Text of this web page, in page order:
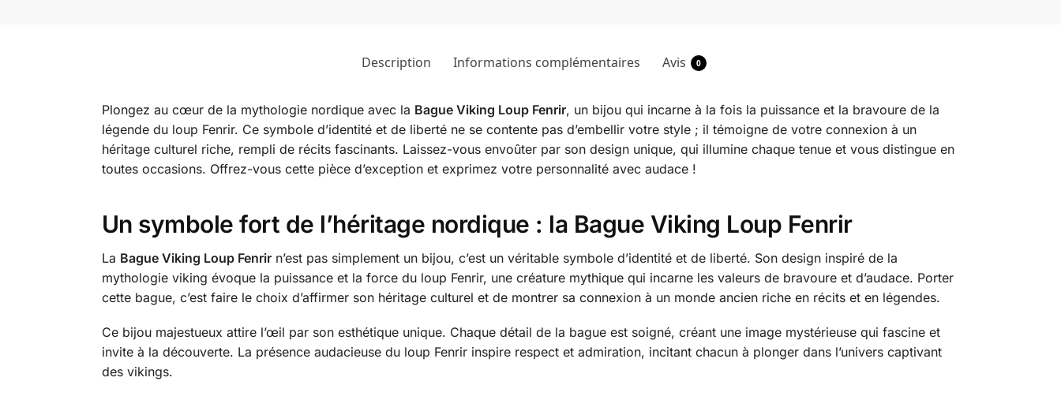
Description Informations complémentaires Avis 0
Plongez au cœur de la mythologie nordique avec la Bague Viking Loup Fenrir, un bijou qui incarne à la fois la puissance et la bravoure de la
légende du loup Fenrir. Ce symbole d’identité et de liberté ne se contente pas d’embellir votre style ; il témoigne de votre connexion à un
héritage culturel riche, rempli de récits fascinants. Laissez-vous envoûter par son design unique, qui illumine chaque tenue et vous distingue en
toutes occasions. Offrez-vous cette pièce d’exception et exprimez votre personnalité avec audace !
Un symbole fort de l’héritage nordique : la Bague Viking Loup Fenrir
La Bague Viking Loup Fenrirn’est pas simplement un bijou, c’est un véritable symbole d’identité et de liberté. Son design inspiré de la
mythologie viking évoque la puissance et la force du loup Fenrir, une créature mythique qui incarne les valeurs de bravoure et d’audace. Porter
cette bague, c’est faire le choix d’affirmer son héritage culturel et de montrer sa connexion à un monde ancien riche en récits et en légendes.
Ce bijou majestueux attire l’œil par son esthétique unique. Chaque détail de la bague est soigné, créant une image mystérieuse qui fascine et
invite à la découverte. La présence audacieuse du loup Fenrir inspire respect et admiration, incitant chacun à plonger dans l’univers captivant
des vikings.